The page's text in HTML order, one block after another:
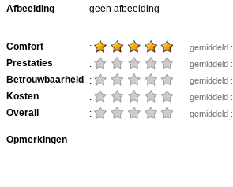
Afbeelding
geen afbeelding
Comfort : gemiddeld :
Prestaties : gemiddeld :
Betrouwbaarheid : gemiddeld :
Kosten : gemiddeld :
Overall : gemiddeld :
Opmerkingen